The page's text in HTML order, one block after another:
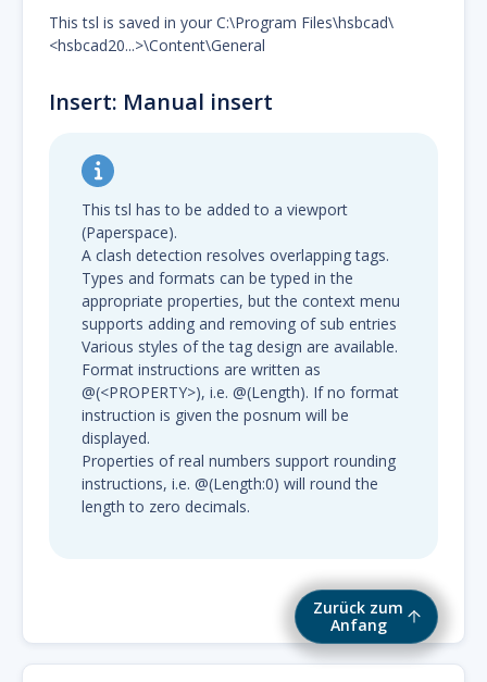
Zurück zum
Anfang
This tsl is saved in your C:\Program Files\hsbcad\
<hsbcad20...>\Content\General
Insert: Manual insert
This tsl has to be added to a viewport
(Paperspace).
A clash detection resolves overlapping tags.
Types and formats can be typed in the
appropriate properties, but the context menu
supports adding and removing of sub entries
Various styles of the tag design are available.
Format instructions are written as
@(<PROPERTY>), i.e. @(Length). If no format
instruction is given the posnum will be
displayed.
Properties of real numbers support rounding
instructions, i.e. @(Length:0) will round the
length to zero decimals.